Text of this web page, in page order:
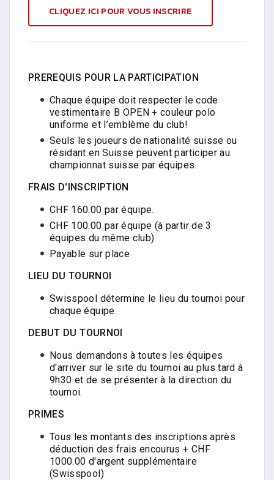
CLIQUEZ ICI POUR VOUS INSCRIRE
PREREQUIS POUR LA PARTICIPATION
Chaque équipe doit respecter le code
vestimentaire B OPEN + couleur polo
uniforme et l’emblème du club!
Seuls les joueurs de nationalité suisse ou
résidant en Suisse peuvent participer au
championnat suisse par équipes.
FRAIS D'INSCRIPTION
CHF 160.00 par équipe.
CHF 100.00 par équipe (à partir de 3
équipes du même club)
Payable sur place
LIEU DU TOURNOI
Swisspool détermine le lieu du tournoi pour
chaque équipe.
DEBUT DU TOURNOI
Nous demandons à toutes les équipes
d'arriver sur le site du tournoi au plus tard à
9h30 et de se présenter à la direction du
tournoi.
PRIMES
Tous les montants des inscriptions après
déduction des frais encourus + CHF
1000.00 d'argent supplémentaire
(Swisspool)